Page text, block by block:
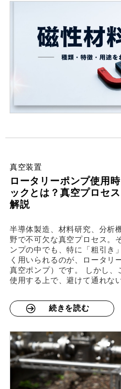
真空装置
ロータリーポンプ使用
ックとは？真空プロセ
解説
半導体製造、材料研究、分析
野で不可欠な真空プロセス。
ンプの中でも、特に「粗引き
く用いられるのが、ロータリ
真空ポンプ）です。 しかし、
使用する上で、避けて通れな
続きを読む